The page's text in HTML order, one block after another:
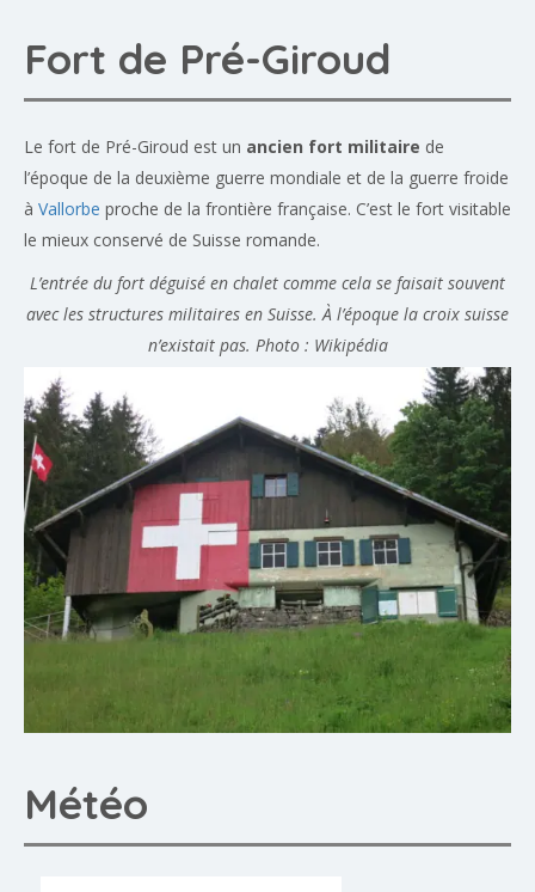
Fort de Pré-Giroud
Le fort de Pré-Giroud est un ancien fort militaire de
l’époque de la deuxième guerre mondiale et de la guerre froide
à Vallorbe proche de la frontière française. C’est le fort visitable
le mieux conservé de Suisse romande.
L’entrée du fort déguisé en chalet comme cela se faisait souvent
avec les structures militaires en Suisse. À l’époque la croix suisse
n’existait pas. Photo : Wikipédia
Météo